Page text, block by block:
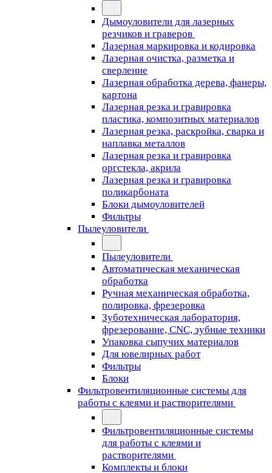
Дымоуловители для лазерных
резчиков и граверов
Лазерная маркировка и кодировка
Лазерная очистка, разметка и
сверление
Лазерная обработка дерева, фанеры,
картона
Лазерная резка и гравировка
пластика, композитных материалов
Лазерная резка, раскройка, сварка и
наплавка металлов
Лазерная резка и гравировка
оргстекла, акрила
Лазерная резка и гравировка
поликарбоната
Блоки дымоуловителей
Фильтры
Пылеуловители
Пылеуловители
Автоматическая механическая
обработка
Ручная механическая обработка,
полировка, фрезеровка
Зуботехническая лаборатория,
фрезерование, CNC, зубные техники
Упаковка сыпучих материалов
Для ювелирных работ
Фильтры
Блоки
Фильтровентиляционные системы для
работы с клеями и растворителями
Фильтровентиляционные системы
для работы с клеями и
растворителями
Комплекты и блоки